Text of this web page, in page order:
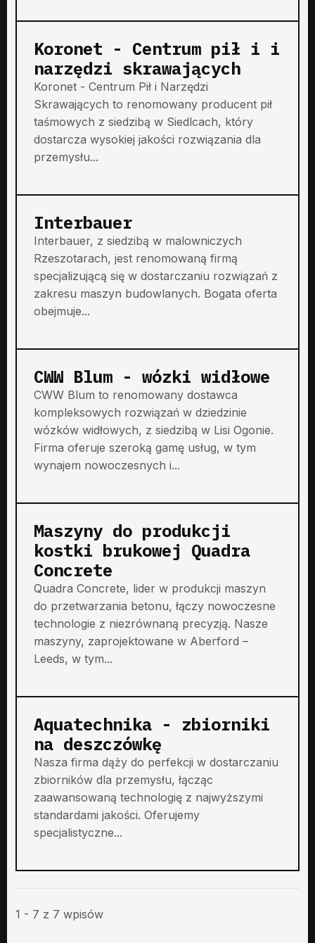
Koronet - Centrum pił i i
narzędzi skrawających
Koronet - Centrum Pił i Narzędzi
Skrawających to renomowany producent pił
taśmowych z siedzibą w Siedlcach, który
dostarcza wysokiej jakości rozwiązania dla
przemysłu...
Interbauer
Interbauer, z siedzibą w malowniczych
Rzeszotarach, jest renomowaną firmą
specjalizującą się w dostarczaniu rozwiązań z
zakresu maszyn budowlanych. Bogata oferta
obejmuje...
CWW Blum - wózki widłowe
CWW Blum to renomowany dostawca
kompleksowych rozwiązań w dziedzinie
wózków widłowych, z siedzibą w Lisi Ogonie.
Firma oferuje szeroką gamę usług, w tym
wynajem nowoczesnych i...
Maszyny do produkcji
kostki brukowej Quadra
Concrete
Quadra Concrete, lider w produkcji maszyn
do przetwarzania betonu, łączy nowoczesne
technologie z niezrównaną precyzją. Nasze
maszyny, zaprojektowane w Aberford –
Leeds, w tym...
Aquatechnika - zbiorniki
na deszczówkę
Nasza firma dąży do perfekcji w dostarczaniu
zbiorników dla przemysłu, łącząc
zaawansowaną technologię z najwyższymi
standardami jakości. Oferujemy
specjalistyczne...
1 - 7 z 7 wpisów